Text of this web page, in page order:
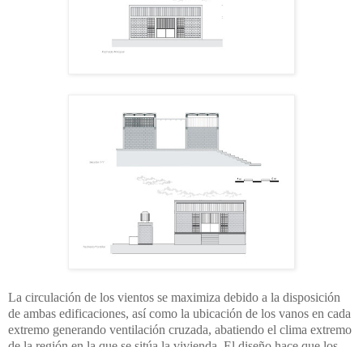
La circulación de los vientos se maximiza debido a la disposición
de ambas edificaciones, así como la ubicación de los vanos en cada
extremo generando ventilación cruzada, abatiendo el clima extremo